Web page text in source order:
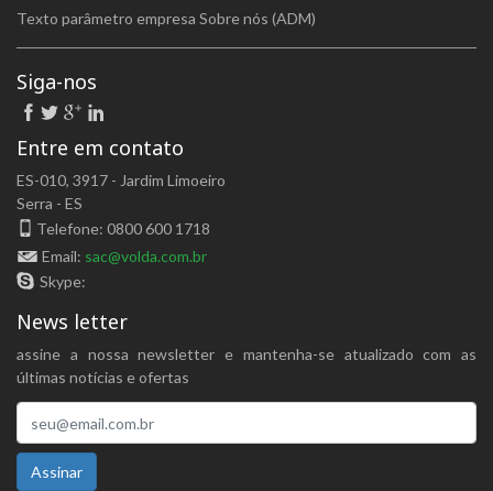
Texto parâmetro empresa Sobre nós (ADM)
Siga-nos
Entre em contato
ES-010, 3917 - Jardim Limoeiro
Serra - ES
Telefone: 0800 600 1718
Email: sac@volda.com.br
Skype:
News letter
assine a nossa newsletter e mantenha-se atualizado com as
últimas notícias e ofertas
Assinar